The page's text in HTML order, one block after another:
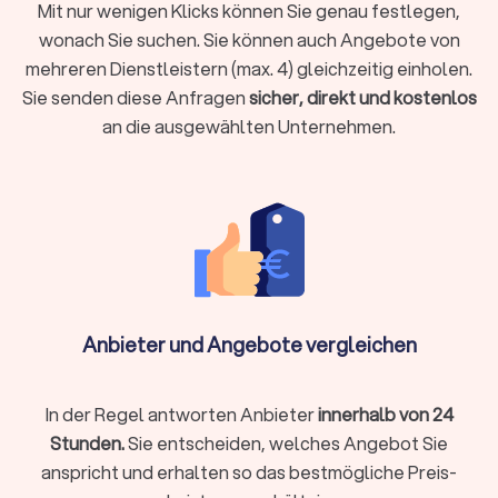
beauftragen?
Ein Architekt begleitet Ihr Bauvorhaben fachlich, rechtlich und
gestalterisch von der ersten Idee bis zur Übergabe. Das spart
nicht nur Zeit und Nerven, sondern ist in vielen Fällen auch
gesetzlich vorgeschrieben: Bei genehmigungspflichtigen
Ein guter Architekt übernimmt:
die konzeptionelle Planung, abgestimmt auf Ihre
Bedürfnisse und Ihr Budget
die Koordination aller Fachgewerke
das Einholen von Genehmigungenund das Erfüllen aller
im Blick zu behalten
Mit nur wenigen Klicks können Sie genau festlegen,
wonach Sie suchen. Sie können auch Angebote von
mehreren Dienstleistern (max. 4) gleichzeitig einholen.
Sie senden diese Anfragensicher, direkt und kostenlos
an die ausgewählten Unternehmen.
Anbieter und Angebote vergleichen
In der Regel antworten Anbieterinnerhalb von 24
Stunden.Sie entscheiden, welches Angebot Sie
anspricht und erhalten so das bestmögliche Preis-